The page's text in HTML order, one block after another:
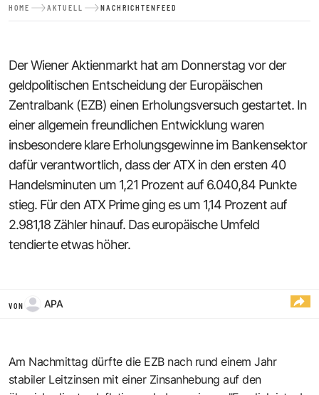
HOME AKTUELL NACHRICHTENFEED
Der Wiener Aktienmarkt hat am Donnerstag vor der
geldpolitischen Entscheidung der Europäischen
Zentralbank (EZB) einen Erholungsversuch gestartet. In
einer allgemein freundlichen Entwicklung waren
insbesondere klare Erholungsgewinne im Bankensektor
dafür verantwortlich, dass der ATX in den ersten 40
Handelsminuten um 1,21 Prozent auf 6.040,84 Punkte
stieg. Für den ATX Prime ging es um 1,14 Prozent auf
2.981,18 Zähler hinauf. Das europäische Umfeld
tendierte etwas höher.
VON APA
Am Nachmittag dürfte die EZB nach rund einem Jahr
stabiler Leitzinsen mit einer Zinsanhebung auf den